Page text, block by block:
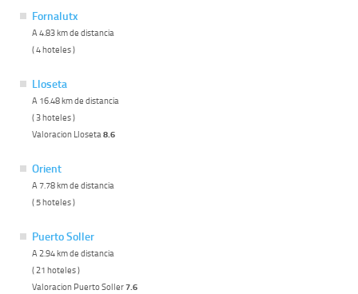
Fornalutx
A 4.83 km de distancia
( 4 hoteles )
Lloseta
A 16.48 km de distancia
( 3 hoteles )
Valoracion Lloseta 8.6
Orient
A 7.78 km de distancia
( 5 hoteles )
Puerto Soller
A 2.94 km de distancia
( 21 hoteles )
Valoracion Puerto Soller7.6